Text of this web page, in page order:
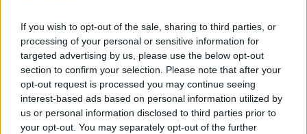
If you wish to opt-out of the sale, sharing to third parties, or
processing of your personal or sensitive information for
targeted advertising by us, please use the below opt-out
section to confirm your selection. Please note that after your
opt-out request is processed you may continue seeing
interest-based ads based on personal information utilized by
us or personal information disclosed to third parties prior to
your opt-out. You may separately opt-out of the further